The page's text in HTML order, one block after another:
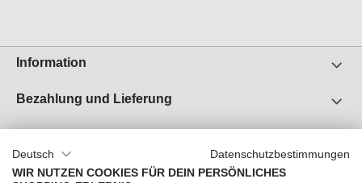
Information
Bezahlung und Lieferung
Über uns
Deutsch
Datenschutzbestimmungen
WIR NUTZEN COOKIES FÜR DEIN PERSÖNLICHES